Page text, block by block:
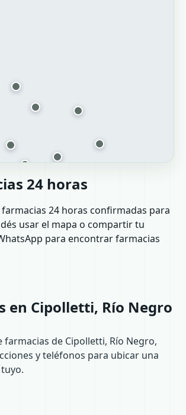
24 horas
farmacias 24 horas confirmadas para
usar el mapa o compartir tu
para encontrar farmacias
en Cipolletti, Río Negro
farmacias de Cipolletti, Río Negro,
y teléfonos para ubicar una